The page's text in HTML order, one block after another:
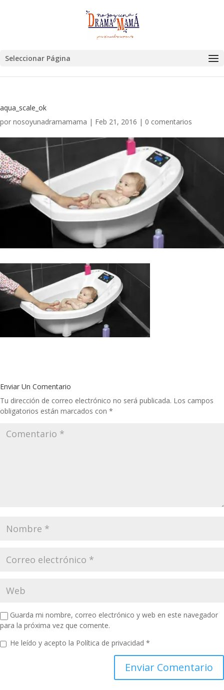
Seleccionar Página
aqua_scale_ok
por nosoyunadramamama | Feb 21, 2016 | 0 comentarios
Enviar Un Comentario
Tu dirección de correo electrónico no será publicada. Los campos
obligatorios están marcados con *
Guarda mi nombre, correo electrónico y web en este navegador
para la próxima vez que comente.
He leído y acepto la Política de privacidad *